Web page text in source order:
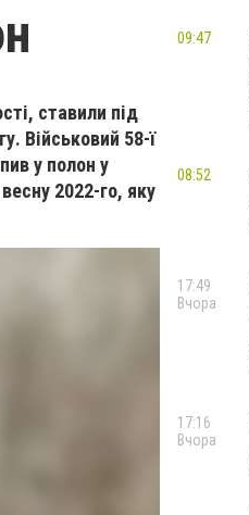
ставили під
Військовий 58-ї
у полон у
2022-го, яку
09:47
08:52
17:49
Вчора
17:16
Вчора